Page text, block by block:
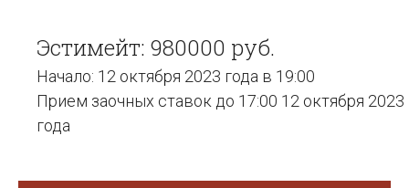
Эстимейт: 980000 руб.
Начало: 12 октября 2023 года в 19:00
Прием заочных ставок до 17:00 12 октября 2023
года